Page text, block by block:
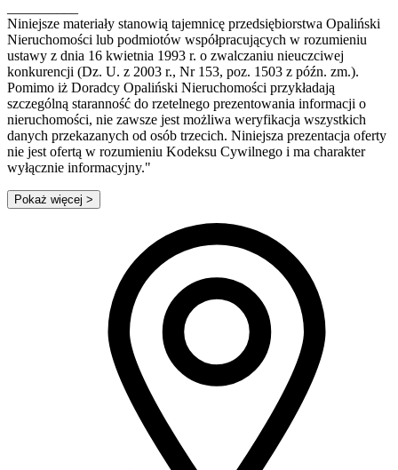
Niniejsze materiały stanowią tajemnicę przedsiębiorstwa Opaliński
Nieruchomości lub podmiotów współpracujących w rozumieniu
ustawy z dnia 16 kwietnia 1993 r. o zwalczaniu nieuczciwej
konkurencji (Dz. U. z 2003 r., Nr 153, poz. 1503 z późn. zm.).
Pomimo iż Doradcy Opaliński Nieruchomości przykładają
szczególną staranność do rzetelnego prezentowania informacji o
nieruchomości, nie zawsze jest możliwa weryfikacja wszystkich
danych przekazanych od osób trzecich. Niniejsza prezentacja oferty
nie jest ofertą w rozumieniu Kodeksu Cywilnego i ma charakter
wyłącznie informacyjny."
Pokaż więcej >